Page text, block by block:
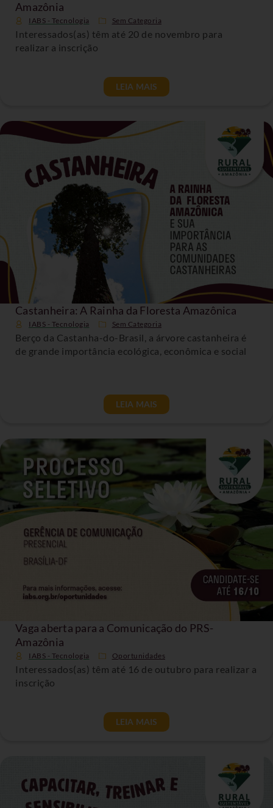
Amazônia
IABS - Tecnologia Sem Categoria
Interessados(as) têm até 20 de novembro para
realizar a inscrição
LEIA MAIS
Castanheira: A Rainha da Floresta Amazônica
IABS - Tecnologia Sem Categoria
Berço da Castanha-do-Brasil, a árvore castanheira é
de grande importância ecológica, econômica e social
LEIA MAIS
Vaga aberta para a Comunicação do PRS-
Amazônia
IABS - Tecnologia Oportunidades
Interessados(as) têm até 16 de outubro para realizar a
inscrição
LEIA MAIS